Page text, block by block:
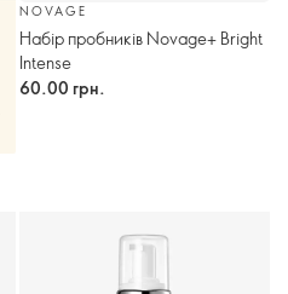
NOVAGE
Набір пробників Novage+ Bright
Intense
60.00 грн.